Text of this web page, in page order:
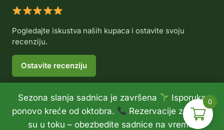
Sezona slanja sadnica je završena
Isporuka
ponovo kreće od oktobra.
Rezervacije za jesen
su u toku – obezbedite sadnice na vreme.
Pogledajte iskustva naših kupaca i ostavite svoju
recenziju.
Ostavite recenziju
© 2026 Rasadnik Voće Delux •Politika privatnosti•
Politika refundiranja
0